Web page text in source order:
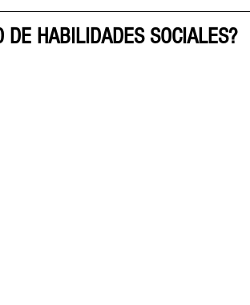
DE HABILIDADES SOCIALES?